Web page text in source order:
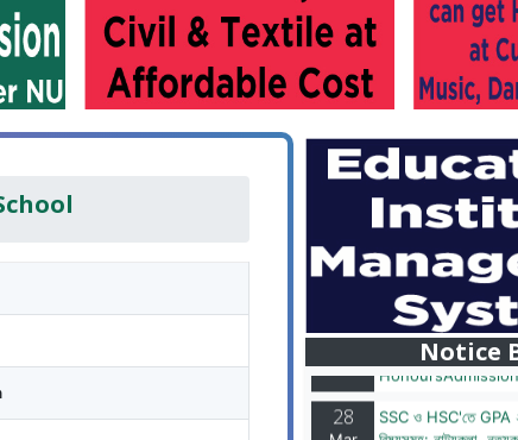
Notice
বাজেটের মধ্যে প্রাইভেট
২০টির অধিক বিষয়, ৪
টাকা। আবেদন লিংকঃ
28
Mar
SSC ও HSC'তে GPA
বিষয়সমূহ: নাট্যকলা,